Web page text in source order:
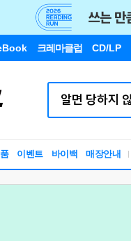
크레마클럽 CD/LP
이벤트 바이백 매장안내